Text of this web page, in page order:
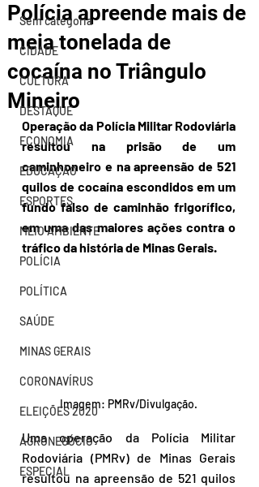
Sem categoria
CIDADE
CULTURA
DESTAQUE
ECONOMIA
EDUCAÇÃO
ESPORTES
MEIO AMBIENTE
POLÍCIA
POLÍTICA
SAÚDE
MINAS GERAIS
CORONAVÍRUS
ELEIÇÕES 2020
AGRONEGÓCIO
ESPECIAL
Polícia apreende mais de
meia tonelada de
cocaína no Triângulo
Mineiro
Operação da Polícia Militar Rodoviária
resultou na prisão de um
caminhoneiro e na apreensão de 521
quilos de cocaína escondidos em um
fundo falso de caminhão frigorífico,
em uma das maiores ações contra o
tráfico da história de Minas Gerais.
Imagem: PMRv/Divulgação.
Uma operação da Polícia Militar
Rodoviária (PMRv) de Minas Gerais
resultou na apreensão de 521 quilos